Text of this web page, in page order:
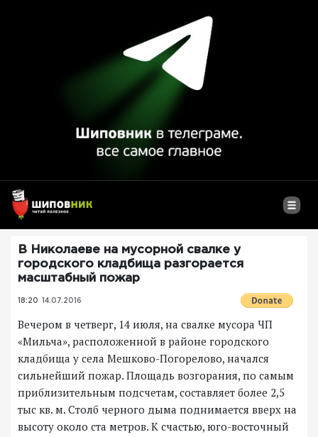
В Николаеве на мусорной свалке у
городского кладбища разгорается
масштабный пожар
18:20 14.07.2016
Вечером в четверг, 14 июля, на свалке мусора ЧП
«Мильча», расположенной в районе городского
кладбища у села Мешково-Погорелово, начался
сильнейший пожар. Площадь возгорания, по самым
приблизительным подсчетам, составляет более 2,5
тыс кв. м. Столб черного дыма поднимается вверх на
высоту около ста метров. К счастью, юго-восточный